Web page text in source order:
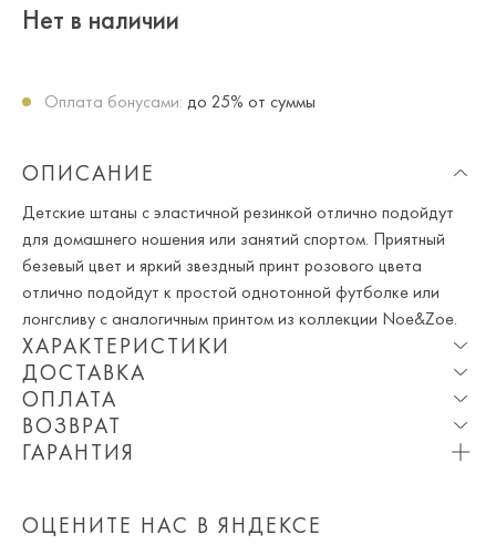
Нет в наличии
Оплата бонусами: до 25% от суммы
ОПИСАНИЕ
Детские штаны с эластичной резинкой отлично подойдут
для домашнего ношения или занятий спортом. Приятный
безевый цвет и яркий звездный принт розового цвета
отлично подойдут к простой однотонной футболке или
лонгсливу с аналогичным принтом из коллекции Noe&Zoe.
ХАРАКТЕРИСТИКИ
Состав: 95% Органический хлопок 5% Эластан
Сезон:Весна, Лето, Зима, Осень, Круглогодичный
Цвет строкой:бежевый
Страна бренда: Германия
ДОСТАВКА
Опция частичная доставка и примерка доступна для
Москвы и МО.
Обращаем Ваше внимание на то, что она может
ОПЛАТА
При оплате онлайн вы получаете 10% скидку. Любые
купоны и акции суммируются!
оплате курьеру (наличными или картой) скидка не
ВОЗВРАТ
Мы вернем или обменяем любой приобретенный вами
Просто пройдите поссылке и заполните бланк возврата.
ГАРАНТИЯ
ОЦЕНИТЕ НАС В ЯНДЕКСЕ